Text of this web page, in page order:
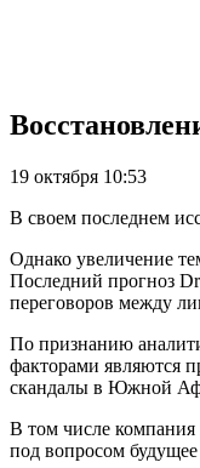
19 октября 10:53
В своем последнем
Однако увеличение
Последний прогноз
переговоров между
По признанию
факторами являются
скандалы в Южной
В том числе
под вопросом